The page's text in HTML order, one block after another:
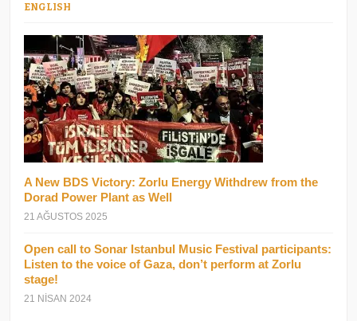
ENGLISH
A New BDS Victory: Zorlu Energy Withdrew from the
Dorad Power Plant as Well
21 AĞUSTOS 2025
Open call to Sonar Istanbul Music Festival participants:
Listen to the voice of Gaza, don’t perform at Zorlu
stage!
21 NISAN 2024